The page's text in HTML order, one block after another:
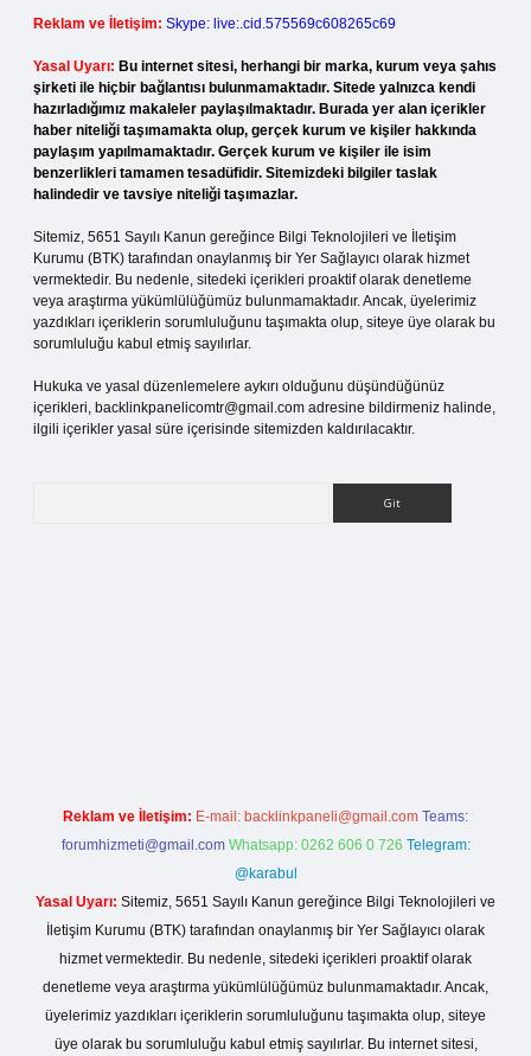
Reklam ve İletişim: Skype: live:.cid.575569c608265c69
Yasal Uyarı: Bu internet sitesi, herhangi bir marka, kurum veya şahıs
şirketi ile hiçbir bağlantısı bulunmamaktadır. Sitede yalnızca kendi
hazırladığımız makaleler paylaşılmaktadır. Burada yer alan içerikler
haber niteliği taşımamakta olup, gerçek kurum ve kişiler hakkında
paylaşım yapılmamaktadır. Gerçek kurum ve kişiler ile isim
benzerlikleri tamamen tesadüfidir. Sitemizdeki bilgiler taslak
halindedir ve tavsiye niteliği taşımazlar.
Sitemiz, 5651 Sayılı Kanun gereğince Bilgi Teknolojileri ve İletişim
Kurumu (BTK) tarafından onaylanmış bir Yer Sağlayıcı olarak hizmet
vermektedir. Bu nedenle, sitedeki içerikleri proaktif olarak denetleme
veya araştırma yükümlülüğümüz bulunmamaktadır. Ancak, üyelerimiz
yazdıkları içeriklerin sorumluluğunu taşımakta olup, siteye üye olarak bu
sorumluluğu kabul etmiş sayılırlar.
Hukuka ve yasal düzenlemelere aykırı olduğunu düşündüğünüz
içerikleri, backlinkpanelicomtr@gmail.com adresine bildirmeniz halinde,
ilgili içerikler yasal süre içerisinde sitemizden kaldırılacaktır.
Reklam ve İletişim: E-mail: backlinkpaneli@gmail.com Teams:
forumhizmeti@gmail.com Whatsapp: 0262 606 0 726 Telegram:
@karabul
Yasal Uyarı: Sitemiz, 5651 Sayılı Kanun gereğince Bilgi Teknolojileri ve
İletişim Kurumu (BTK) tarafından onaylanmış bir Yer Sağlayıcı olarak
hizmet vermektedir. Bu nedenle, sitedeki içerikleri proaktif olarak
denetleme veya araştırma yükümlülüğümüz bulunmamaktadır. Ancak,
üyelerimiz yazdıkları içeriklerin sorumluluğunu taşımakta olup, siteye
üye olarak bu sorumluluğu kabul etmiş sayılırlar. Bu internet sitesi,